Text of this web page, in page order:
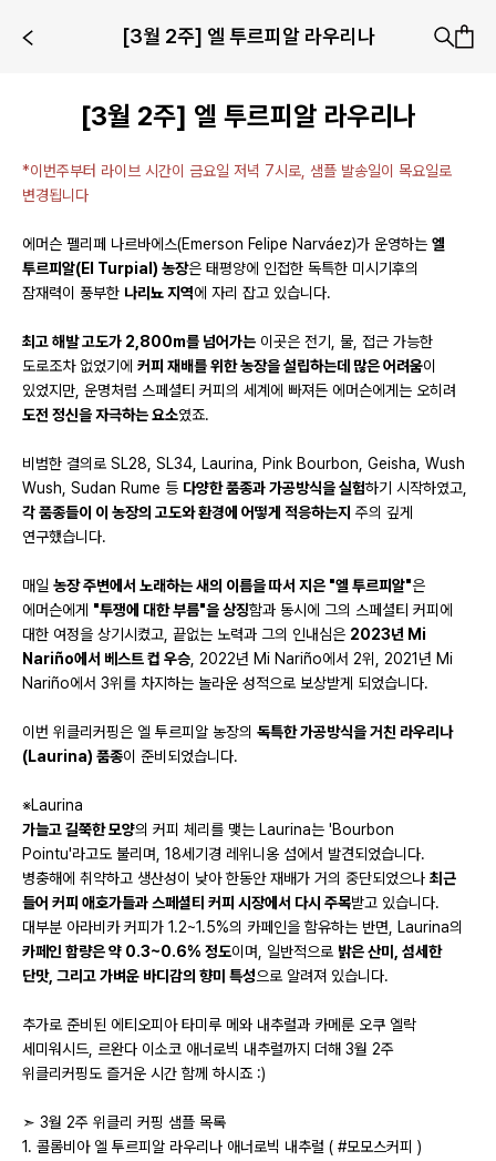
[3월 2주] 엘 투르피알 라우리나
[3월 2주] 엘 투르피알 라우리나
*이번주부터 라이브 시간이 금요일 저녁 7시로, 샘플 발송일이 목요일로
변경됩니다
에머슨 펠리페 나르바에스(Emerson Felipe Narváez)가 운영하는 엘
투르피알(El Turpial) 농장은 태평양에 인접한 독특한 미시기후의
잠재력이 풍부한 나리뇨 지역에 자리 잡고 있습니다.
최고 해발 고도가 2,800m를 넘어가는 이곳은 전기, 물, 접근 가능한
도로조차 없었기에 커피 재배를 위한 농장을 설립하는데 많은 어려움이
있었지만, 운명처럼 스페셜티 커피의 세계에 빠져든 에머슨에게는 오히려
도전 정신을 자극하는 요소였죠.
비범한 결의로 SL28, SL34, Laurina, Pink Bourbon, Geisha, Wush
Wush, Sudan Rume 등 다양한 품종과 가공방식을 실험하기 시작하였고,
각 품종들이 이 농장의 고도와 환경에 어떻게 적응하는지 주의 깊게
연구했습니다.
매일 농장 주변에서 노래하는 새의 이름을 따서 지은 "엘 투르피알"은
에머슨에게 "투쟁에 대한 부름"을 상징함과 동시에 그의 스페셜티 커피에
대한 여정을 상기시켰고, 끝없는 노력과 그의 인내심은 2023년 Mi
Nariño에서 베스트 컵 우승 , 2022년 Mi Nariño에서 2위, 2021년 Mi
Nariño에서 3위를 차지하는 놀라운 성적으로 보상받게 되었습니다.
이번 위클리커핑은 엘 투르피알 농장의 독특한 가공방식을 거친 라우리나
(Laurina) 품종이 준비되었습니다.
※Laurina
가늘고 길쭉한 모양의 커피 체리를 맺는 Laurina는 'Bourbon
Pointu'라고도 불리며, 18세기경 레위니옹 섬에서 발견되었습니다.
병충해에 취약하고 생산성이 낮아 한동안 재배가 거의 중단되었으나 최근
들어 커피 애호가들과 스페셜티 커피 시장에서 다시 주목받고 있습니다.
대부분 아라비카 커피가 1.2~1.5%의 카페인을 함유하는 반면, Laurina의
카페인 함량은 약 0.3~0.6% 정도이며, 일반적으로 밝은 산미, 섬세한
단맛, 그리고 가벼운 바디감의 향미 특성으로 알려져 있습니다.
추가로 준비된 에티오피아 타미루 메와 내추럴과 카메룬 오쿠 엘락
세미워시드, 르완다 이소코 애너로빅 내추럴까지 더해 3월 2주
위클리커핑도 즐거운 시간 함께 하시죠 :)
➣ 3월 2주 위클리 커핑 샘플 목록
1. 콜롬비아 엘 투르피알 라우리나 애너로빅 내추럴 ( #모모스커피 )